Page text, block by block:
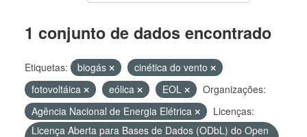
1 conjunto de dados encontrado
Etiquetas: biogás
cinética do vento
fotovoltáica
eólica EOL
Organizações:
Agência Nacional de Energia Elétrica
Licenças:
Licença Aberta para Bases de Dados (ODbL) do Open